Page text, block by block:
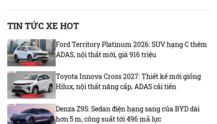
TIN TỨC XE HOT
Ford Territory Platinum 2026: SUV hạng C thêm
ADAS, nội thất mới, giá 916 triệu
Toyota Innova Cross 2027: Thiết kế mới giống
Hilux, nội thất nâng cấp, ADAS cải tiến
Denza Z9S: Sedan điện hạng sang của BYD dài
hơn 5 m, công suất tới 496 mã lực